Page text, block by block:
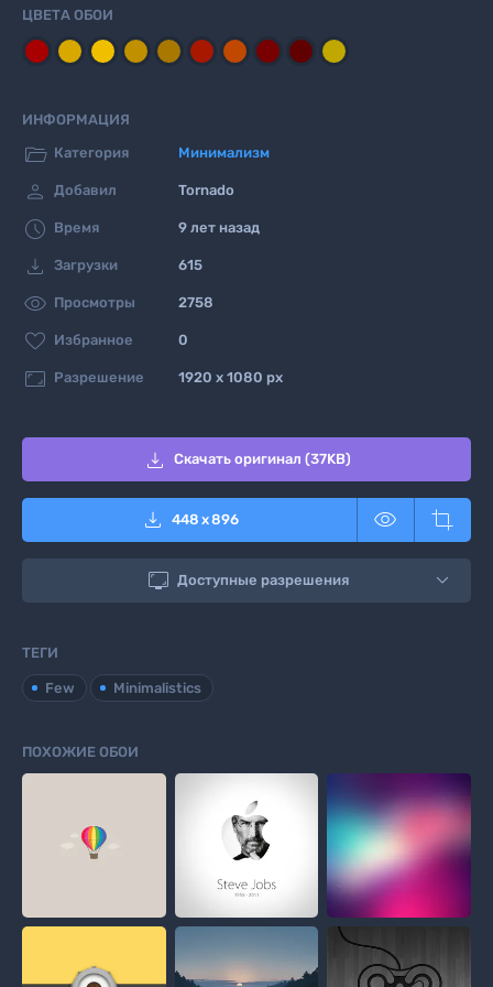
ЦВЕТА ОБОИ
ИНФОРМАЦИЯ
 Категория Минимализм
 Добавил Tornado
 Время 9 лет назад
 Загрузки 615
 Просмотры 2758
 Избранное 0
 Разрешение 1920 x 1080 px
 Скачать оригинал (37KB)
 448 x896  
 Доступные разрешения
ТЕГИ
Few Minimalistics
ПОХОЖИЕ ОБОИ